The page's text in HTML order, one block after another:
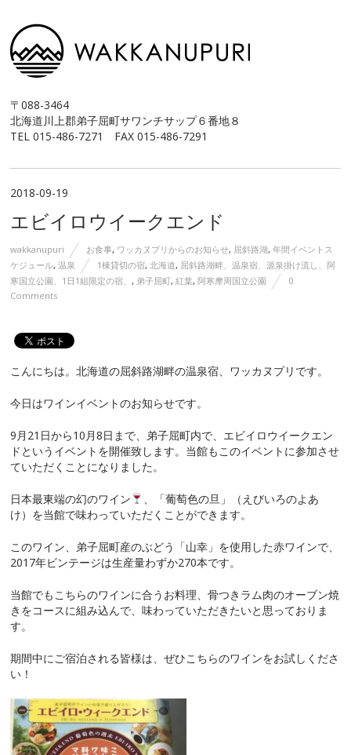
〒088-3464
北海道川上郡弟子屈町サワンチサップ６番地８
TEL 015-486-7271 FAX 015-486-7291
2018-09-19
エビイロウイークエンド
wakkanupuri お食事, ワッカヌプリからのお知らせ, 屈斜路湖,年間イベントス
ケジュール,温泉 1棟貸切の宿,北海道, 屈斜路湖畔、温泉宿、源泉掛け流し、阿
寒国立公園、1日1組限定の宿、, 弟子屈町,紅葉,阿寒摩周国立公園
0
Comments
こんにちは。北海道の屈斜路湖畔の温泉宿、ワッカヌプリです。
今日はワインイベントのお知らせです。
9月21日から10月8日まで、弟子屈町内で、エビイロウイークエン
ドというイベントを開催致します。当館もこのイベントに参加させ
ていただくことになりました。
日本最東端の幻のワイン
、「葡萄色の旦」（えびいろのよあ
け）を当館で味わっていただくことができます。
このワイン、弟子屈町産のぶどう「山幸」を使用した赤ワインで、
2017年ビンテージは生産量わずか270本です。
当館でもこちらのワインに合うお料理、骨つきラム肉のオーブン焼
きをコースに組み込んで、味わっていただきたいと思っておりま
す。
期間中にご宿泊される皆様は、ぜひこちらのワインをお試しくださ
い！